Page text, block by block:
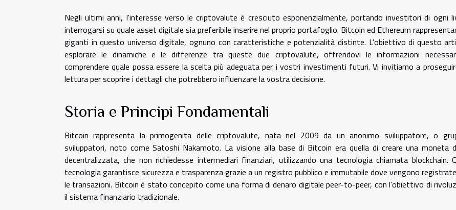
Negli ultimi anni, l'interesse verso le criptovalute è cresciuto esponenzialmente, portando investitori di ogni
interrogarsi su quale asset digitale sia preferibile inserire nel proprio portafoglio. Bitcoin ed Ethereum
giganti in questo universo digitale, ognuno con caratteristiche e potenzialità distinte. L'obiettivo di questo
esplorare le dinamiche e le differenze tra queste due criptovalute, offrendovi le informazioni
comprendere quale possa essere la scelta più adeguata per i vostri investimenti futuri. Vi invitiamo a
lettura per scoprire i dettagli che potrebbero influenzare la vostra decisione.
Storia e Principi Fondamentali
Bitcoin rappresenta la primogenita delle criptovalute, nata nel 2009 da un anonimo sviluppatore, o
sviluppatori, noto come Satoshi Nakamoto. La visione alla base di Bitcoin era quella di creare una moneta
decentralizzata, che non richiedesse intermediari finanziari, utilizzando una tecnologia chiamata blockchain.
tecnologia garantisce sicurezza e trasparenza grazie a un registro pubblico e immutabile dove vengono
le transazioni. Bitcoin è stato concepito come una forma di denaro digitale peer-to-peer, con l'obiettivo di
il sistema finanziario tradizionale.